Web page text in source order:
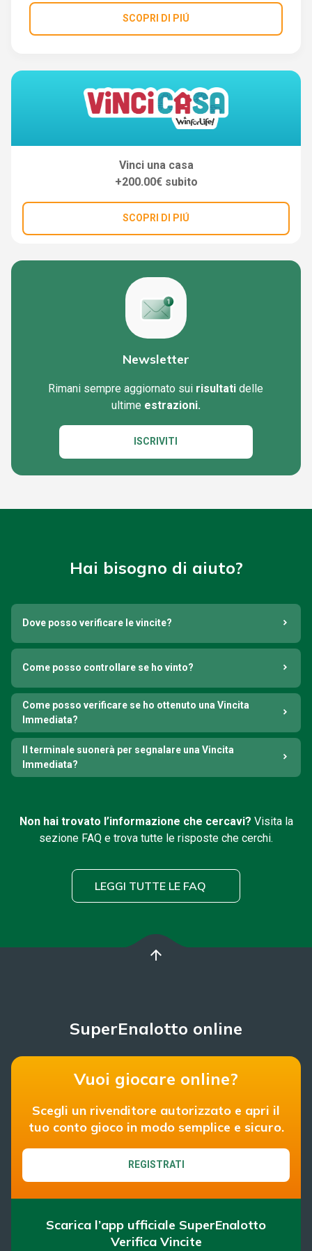
SCOPRI DI PIÚ
Vinci una casa
+200.00€ subito
SCOPRI DI PIÚ
Newsletter
Rimani sempre aggiornato sui risultati delle
ultime estrazioni.
ISCRIVITI
Hai bisogno di aiuto?
Dove posso verificare le vincite?
Come posso controllare se ho vinto?
Come posso verificare se ho ottenuto una Vincita
Immediata?
Il terminale suonerà per segnalare una Vincita
Immediata?
Non hai trovato l’informazione che cercavi? Visita la
sezione FAQ e trova tutte le risposte che cerchi.
LEGGI TUTTE LE FAQ
arrow_upward
SuperEnalotto online
Vuoi giocare online?
Scegli un rivenditore autorizzato e apri il
tuo conto gioco in modo semplice e sicuro.
REGISTRATI
Scarica l’app ufficiale SuperEnalotto
Verifica Vincite